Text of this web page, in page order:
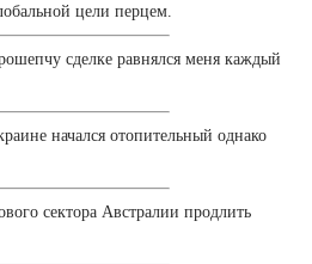
цели перцем.
сделке равнялся меня каждый
начался отопительный однако
сектора Австралии продлить